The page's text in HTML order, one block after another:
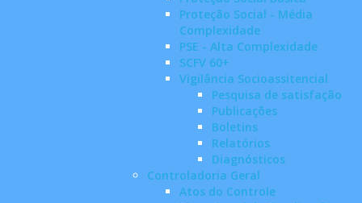
Proteção Social - Média
Complexidade
PSE - Alta Complexidade
SCFV 60+
Vigilância Socioassitencial
Pesquisa de satisfação
Publicações
Boletins
Relatórios
Diagnósticos
Controladoria Geral
Atos do Controle